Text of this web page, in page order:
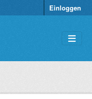
Einloggen